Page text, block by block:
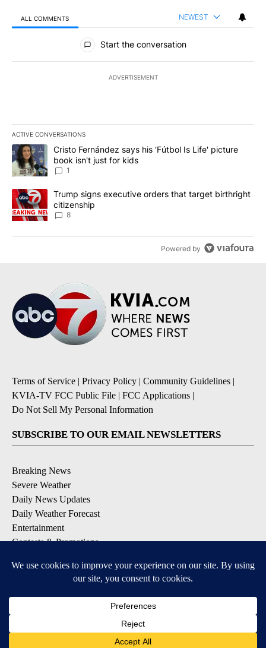
ALL COMMENTS NEWEST
All Comments
Start the conversation
ADVERTISEMENT
ACTIVE CONVERSATIONS
The following is a list of the most commented articles in the last
A trending article titled "Cristo Fernández says his 'Fútbol Is
Cristo Fernández says his 'Fútbol Is Life' picture
book isn't just for kids
1
A trending article titled "Trump signs executive orders that
Trump signs executive orders that target birthright
citizenship
8
Powered by
Terms of Service | Privacy Policy | Community Guidelines |
KVIA-TV FCC Public File | FCC Applications |
Do Not Sell My Personal Information
SUBSCRIBE TO OUR EMAIL NEWSLETTERS
Breaking News
Severe Weather
Daily News Updates
Daily Weather Forecast
Entertainment
Contests & Promotions
DOWNLOAD OUR APPS
Available for iOS and Android